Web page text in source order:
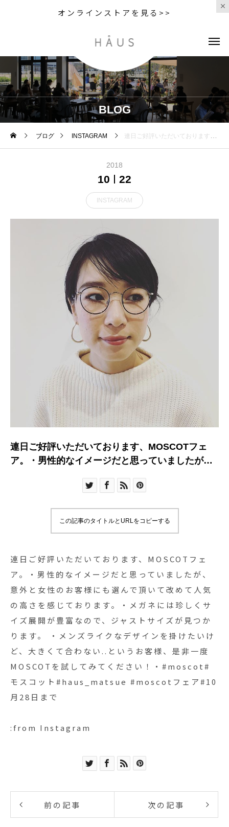
オンラインストアを見る>>
BLOG
ブログ INSTAGRAM 連日ご好評いただいております、MOSCOTフェア。・男性的なイメージだと思っていましたが、意外と女性のお客様にも選んで頂いて改めて人気の高さを感じております。・メガネには珍しくサイズ展開が豊富なので、ジャストサイズが見つかります。 ・メンズライクなデザインを掛けたいけど、大きくて合わない..というお客様、是非一度MOSCOTを試してみてください！・#moscot#モスコット#haus_matsue #moscotフェア#10月28日まで
2018
10 22
INSTAGRAM
連日ご好評いただいております、MOSCOTフェ
ア。・男性的なイメージだと思っていましたが、
の高さを感じております。・メガネには珍しくサ
ります。 ・メンズライクなデザインを掛けたいけ
スコット#haus_matsue #moscotフェア#10月28
日まで
この記事のタイトルとURLをコピーする
連日ご好評いただいております、MOSCOTフェ
ア。・男性的なイメージだと思っていましたが、
意外と女性のお客様にも選んで頂いて改めて人気
の高さを感じております。・メガネには珍しくサ
イズ展開が豊富なので、ジャストサイズが見つか
ります。 ・メンズライクなデザインを掛けたいけ
ど、大きくて合わない..というお客様、是非一度
MOSCOTを試してみてください！・#moscot#
モスコット#haus_matsue #moscotフェア#10
月28日まで
:from Instagram
前の記事 次の記事